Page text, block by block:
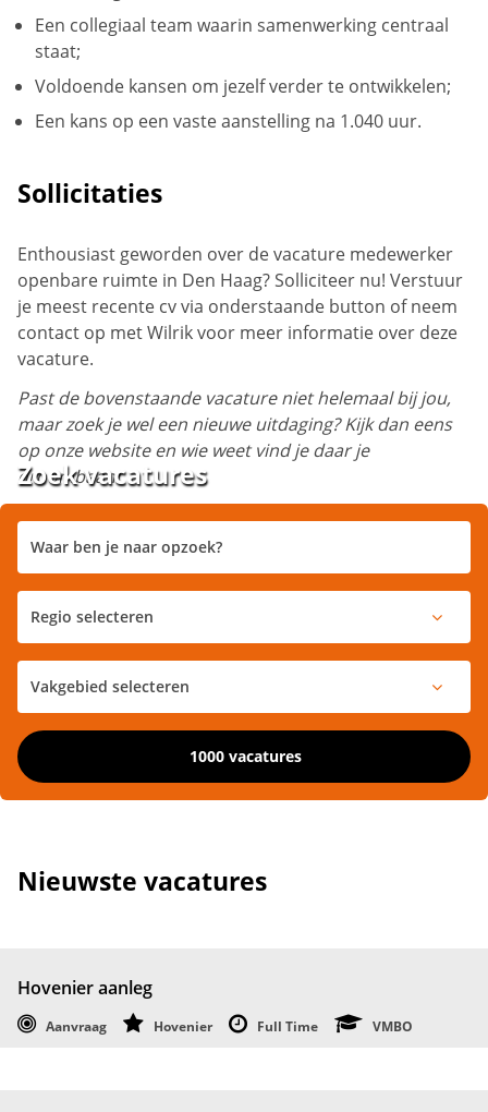
Een collegiaal team waarin samenwerking centraal
staat;
Voldoende kansen om jezelf verder te ontwikkelen;
Een kans op een vaste aanstelling na 1.040 uur.
Sollicitaties
Enthousiast geworden over de vacature medewerker
openbare ruimte in Den Haag? Solliciteer nu! Verstuur
je meest recente cv via onderstaande button of neem
contact op met Wilrik voor meer informatie over deze
vacature.
Past de bovenstaande vacature niet helemaal bij jou,
maar zoek je wel een nieuwe uitdaging? Kijk dan eens
op onze website en wie weet vind je daar je
droombaan!
Zoek vacatures
1000 vacatures
Nieuwste vacatures
Hovenier aanleg
Aanvraag Hovenier Full Time VMBO